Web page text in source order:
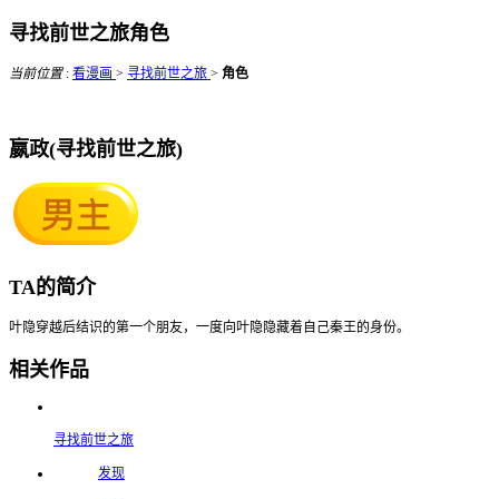
寻找前世之旅角色
当前位置: 看漫画 > 寻找前世之旅 > 角色
嬴政(寻找前世之旅)
TA的简介
叶隐穿越后结识的第一个朋友，一度向叶隐隐藏着自己秦王的身份。
相关作品
寻找前世之旅
发现